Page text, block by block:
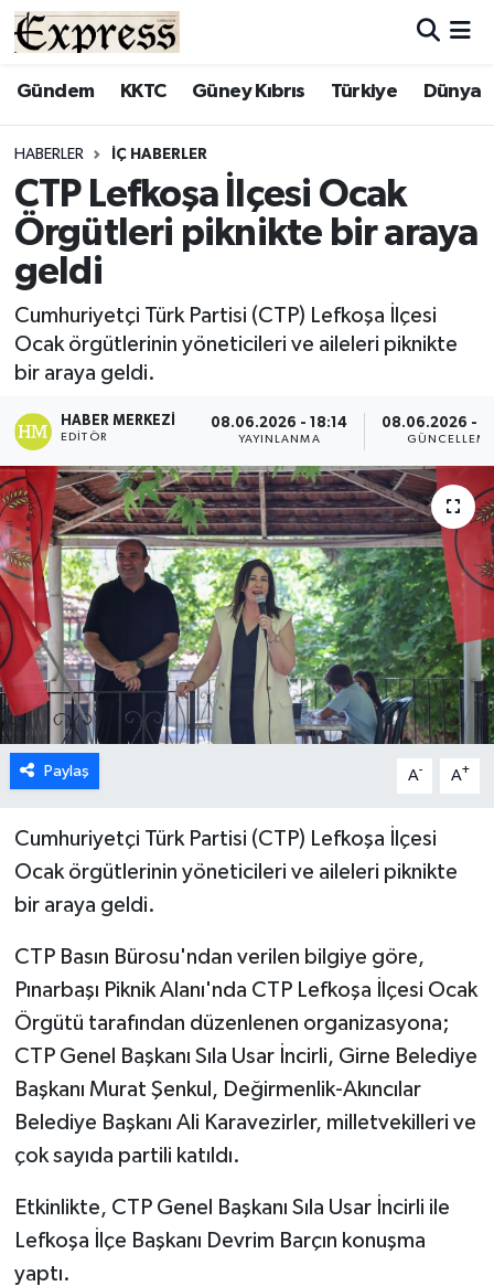
Gündem KKTC Güney Kıbrıs Türkiye Dünya
HABERLER İÇ HABERLER
CTP Lefkoşa İlçesi Ocak
Örgütleri piknikte bir araya
geldi
Cumhuriyetçi Türk Partisi (CTP) Lefkoşa İlçesi
Ocak örgütlerinin yöneticileri ve aileleri piknikte
bir araya geldi.
HABER MERKEZI
EDITÖR
08.06.2026 - 18:14
YAYINLANMA
08.06.2026 -
Paylaş A- A+
Cumhuriyetçi Türk Partisi (CTP) Lefkoşa İlçesi
Ocak örgütlerinin yöneticileri ve aileleri piknikte
bir araya geldi.
CTP Basın Bürosu'ndan verilen bilgiye göre,
Pınarbaşı Piknik Alanı'nda CTP Lefkoşa İlçesi Ocak
Örgütü tarafından düzenlenen organizasyona;
CTP Genel Başkanı Sıla Usar İncirli, Girne Belediye
Başkanı Murat Şenkul, Değirmenlik-Akıncılar
Belediye Başkanı Ali Karavezirler, milletvekilleri ve
çok sayıda partili katıldı.
Etkinlikte, CTP Genel Başkanı Sıla Usar İncirli ile
Lefkoşa İlçe Başkanı Devrim Barçın konuşma
yaptı.
ALAYKÖY
BİLİM
ÇATALKÖY
DÜNYA
EĞİTİM
EKONOMİ
ENGLISH
ESENTEPE
GAZİMAĞUSA
GİRNE
GÜNDEM
GÜNEY KIBRIS
KÜLTÜR SANAT
LEFKOŞA
Nöbetçi Eczaneler
ÖZEL HABER
SAĞLIK
SİYASET
Hava Durumu
Süper Lig Puan Durumu ve Fikstür
Tüm Manşetler
Son Dakika Haberleri
Haber Arşivi